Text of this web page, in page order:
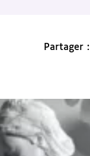
Partager :